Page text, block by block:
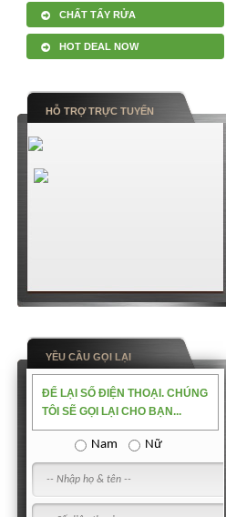
CHẤT TẨY RỬA
HOT DEAL NOW
HỖ TRỢ TRỰC TUYẾN
YỀU CẦU GỌI LẠI
ĐỂ LẠI SỐ ĐIỆN THOẠI. CHÚNG
TÔI SẼ GỌI LẠI CHO BẠN...
Nam Nữ